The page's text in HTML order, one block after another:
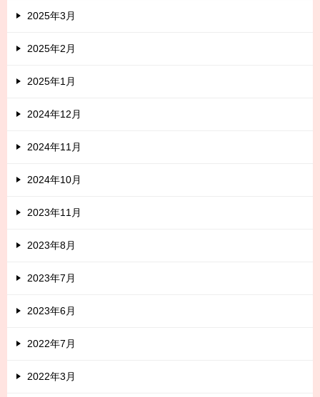
2025年3月
2025年2月
2025年1月
2024年12月
2024年11月
2024年10月
2023年11月
2023年8月
2023年7月
2023年6月
2022年7月
2022年3月